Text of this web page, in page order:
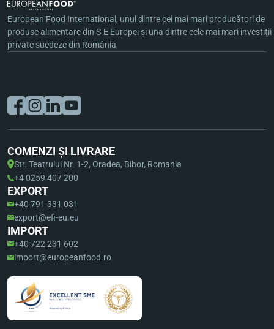
European Food International, unul dintre cei mai mari producători de
produse alimentare din S-E Europei şi una dintre cele mai mari investiţii
private suedeze din România
COMENZI ȘI LIVRARE
Str. Teatrului Nr. 1-2, Oradea, Bihor, Romania
+4 0259 407 200
EXPORT
+40 791 331 031
export@efi-eu.eu
IMPORT
+40 722 231 602
import@europeanfood.ro